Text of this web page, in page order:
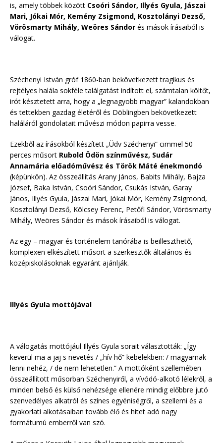
is, amely többek között Csoóri Sándor, Illyés Gyula, Jászai
Mari, Jókai Mór, Kemény Zsigmond, Kosztolányi Dezső,
Vörösmarty Mihály, Weöres Sándor és mások írásaiból is
válogat.
Széchenyi István gróf 1860-ban bekövetkezett tragikus és
rejtélyes halála sokféle találgatást indított el, számtalan költőt,
irót késztetett arra, hogy a „legnagyobb magyar” kalandokban
és tettekben gazdag életéről és Döblingben bekövetkezett
haláláról gondolatait művészi módon papirra vesse.
Ezekből az írásokból készített „Üdv Széchenyi” cimmel 50
perces műsort Rubold Ödön színművész, Sudár
Annamária előadóművész és Török Máté énekmondó
(képünkön). Az összeállítás Arany János, Babits Mihály, Bajza
József, Baka István, Csoóri Sándor, Csukás István, Garay
János, Illyés Gyula, Jászai Mari, Jókai Mór, Kemény Zsigmond,
Kosztolányi Dezső, Kölcsey Ferenc, Petőfi Sándor, Vörösmarty
Mihály, Weöres Sándor és mások írásaiból is válogat.
Az egy – magyar és történelem tanórába is beilleszthető,
komplexen elkészített műsort a szerkesztők általános és
középiskolásoknak egyaránt ajánlják.
Illyés Gyula mottójával
A válogatás mottójául Illyés Gyula sorait választották: „Így
keverül ma a jaj s nevetés / „hív hő” kebelekben: / magyarnak
lenni nehéz, / de nem lehetetlen.” A mottóként szellemében
összeállított műsorban Széchenyiről, a vívódó-alkotó lélekről, a
minden belső és külső nehézsége ellenére mindig előbbre jutó
szenvedélyes alkatról és színes egyéniségről, a szellemi és a
gyakorlati alkotásaiban tovább élő és hitet adó nagy
formátumú emberről van szó.